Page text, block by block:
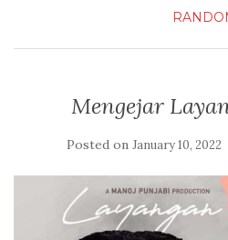
Mengejar
Posted on January 10, 2022